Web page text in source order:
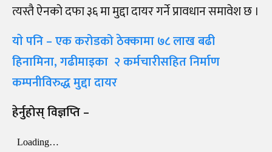
त्यस्तै ऐनकाे दफा ३६ मा मुद्दा दायर गर्ने प्रावधान समावेश छ ।
याे पनि – एक करोडको ठेक्कामा ७८ लाख बढी
हिनामिना, गढीमाइका २ कर्मचारीसहित निर्माण
कम्पनीविरुद्ध मुद्दा दायर
हेर्नुहोस् विज्ञप्ति –